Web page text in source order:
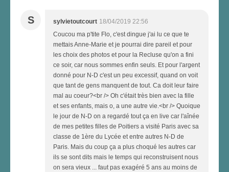
S sylvietoutcourt 18/04/2019 22:56
Coucou ma p'tite Flo, c'est dingue j'ai lu ce que te
mettais Anne-Marie et je pourrai dire pareil et pour
les choix des photos et pour la Recluse qu'on a fini
ce soir, car nous sommes enfin seuls. Et pour l'argent
donné pour N-D c'est un peu excessif, quand on voit
que tant de gens manquent de tout. Ca doit leur faire
mal au coeur?<br /> Oh c'était très bien avec la fille
et ses enfants, mais o, a une autre vie.<br /> Quoique
le jour de N-D on a regardé tout ça en live car l'aînée
de mes petites filles de Poitiers a visité Paris avec sa
classe de 1ère du Lycée et entre autres N-D de
Paris. Mais du coup ça a plus choqué les autres car
ils se sont dits mais le temps qui reconstruisent nous
on sera vieux ... faut pas exagéré 5 ans au moins de